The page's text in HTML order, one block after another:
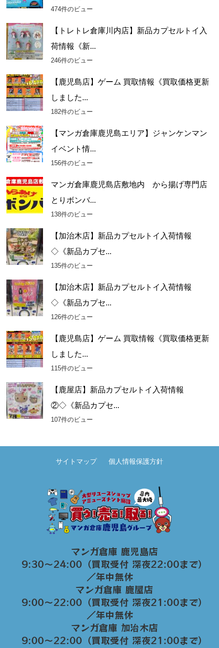
474件のビュー
【トレトレ倉庫川内店】新品カプセルトイ入
荷情報《新...
246件のビュー
【鹿児島店】ゲーム 買取情報《買取価格更新
しました...
182件のビュー
【マンガ倉庫鹿児島エリア】ジャンケンマン
イベント情...
156件のビュー
マンガ倉庫鹿児島店敷地内 から揚げ専門店
とりボンバ...
138件のビュー
【加治木店】新品カプセルトイ入荷情報
◇《新品カプセ...
135件のビュー
【加治木店】新品カプセルトイ入荷情報
◇《新品カプセ...
126件のビュー
【鹿児島店】ゲーム 買取情報《買取価格更新
しました...
115件のビュー
【鹿屋店】新品カプセルトイ入荷情報
②◇《新品カプセ...
107件のビュー
サイトマップ 個人情報保護方針
マンガ倉庫 鹿児島店
9:30～24:00（買取受付 深夜22:00まで）
／年中無休
マンガ倉庫 鹿屋店
9:00～22:00（買取受付 深夜21:00まで）
／年中無休
マンガ倉庫 加治木店
9:00〜22:00（買取受付 深夜21:00まで）